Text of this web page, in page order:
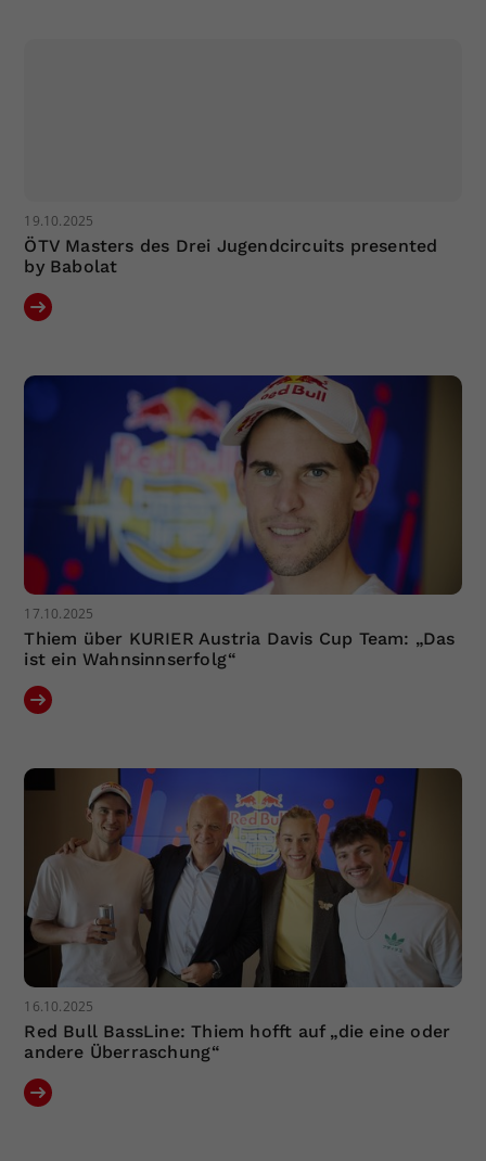
19.10.2025
ÖTV Masters des Drei Jugendcircuits presented
by Babolat
17.10.2025
Thiem über KURIER Austria Davis Cup Team: „Das
ist ein Wahnsinnserfolg“
16.10.2025
Red Bull BassLine: Thiem hofft auf „die eine oder
andere Überraschung“